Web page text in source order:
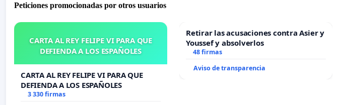
Peticiones promocionadas por otros usuarios
CARTA AL REY FELIPE VI PARA QUE
DEFIENDA A LOS ESPAÑOLES
CARTA AL REY FELIPE VI PARA QUE
DEFIENDA A LOS ESPAÑOLES
3 330 firmas
Retirar las acusaciones contra Asier y
Youssef y absolverlos
48 firmas
Aviso de transparencia